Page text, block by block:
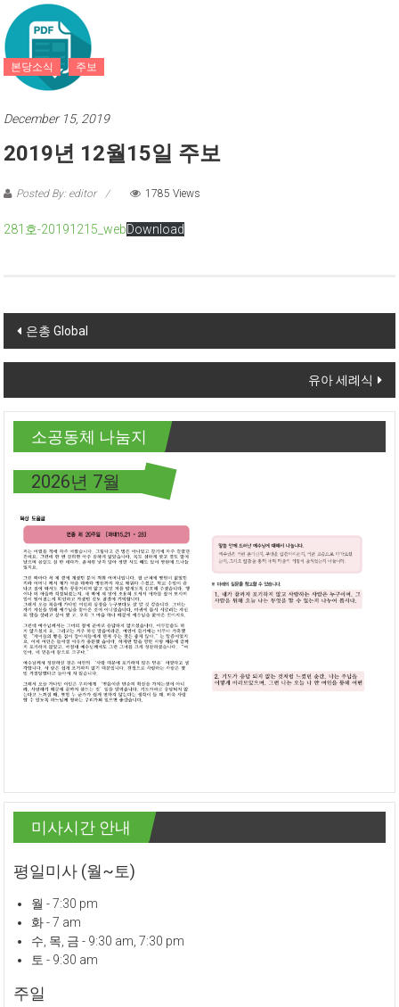
본당소식 주보
December 15, 2019
2019년 12월15일 주보
Posted By: editor 1785 Views
281호-20191215_webDownload
Post navigation
은총 Global
유아 세례식
소공동체 나눔지
2026년 7월
미사시간 안내
평일미사 (월~토)
월 - 7:30 pm
화 - 7 am
수, 목, 금 - 9:30 am, 7:30 pm
토 - 9:30 am
주일